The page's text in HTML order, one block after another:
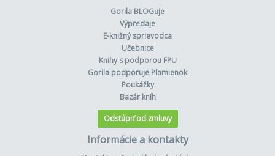
Gorila BLOGuje
Výpredaje
E-knižný sprievodca
Učebnice
Knihy s podporou FPU
Gorila podporuje Plamienok
Poukážky
Bazár kníh
Odstúpiť od zmluvy
Informácie a kontakty